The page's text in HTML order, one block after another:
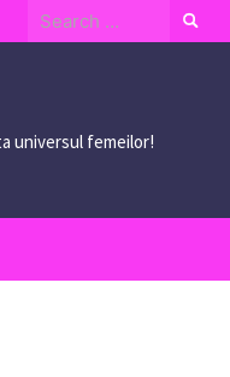
Search
for:
universul femeilor!